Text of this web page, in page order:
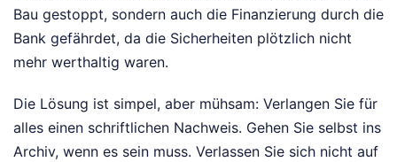
Bau gestoppt, sondern auch die Finanzierung durch die
Bank gefährdet, da die Sicherheiten plötzlich nicht
mehr werthaltig waren.
Die Lösung ist simpel, aber mühsam: Verlangen Sie für
alles einen schriftlichen Nachweis. Gehen Sie selbst ins
Archiv, wenn es sein muss. Verlassen Sie sich nicht auf